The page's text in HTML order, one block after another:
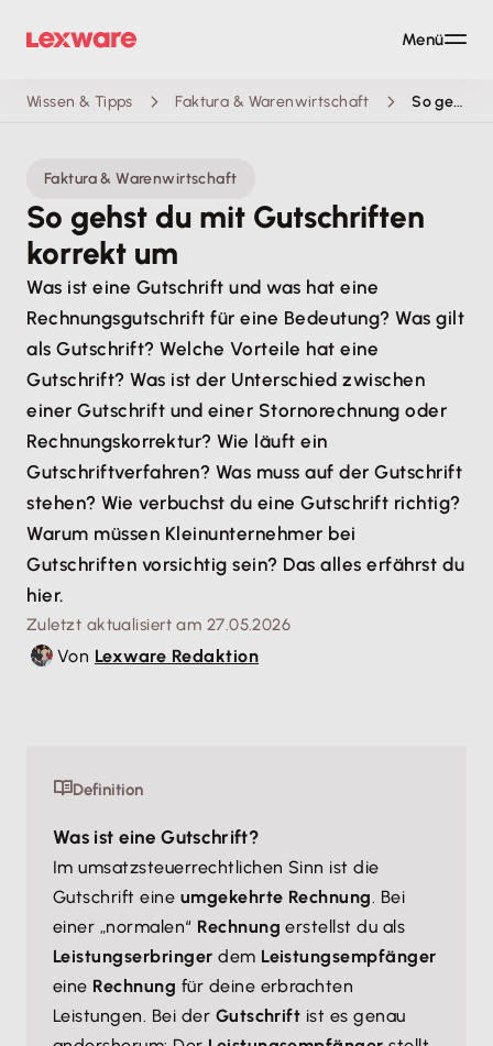
Wissen & Tipps Faktura & Warenwirtschaft So gehst du mit Gutschriften korrekt um
Faktura & Warenwirtschaft
So gehst du mit Gutschriften
korrekt um
Was ist eine Gutschrift und was hat eine
Rechnungsgutschrift für eine Bedeutung? Was gilt
als Gutschrift? Welche Vorteile hat eine
Gutschrift? Was ist der Unterschied zwischen
einer Gutschrift und einer Stornorechnung oder
Rechnungskorrektur? Wie läuft ein
Gutschriftverfahren? Was muss auf der Gutschrift
stehen? Wie verbuchst du eine Gutschrift richtig?
Warum müssen Kleinunternehmer bei
Gutschriften vorsichtig sein? Das alles erfährst du
hier.
Zuletzt aktualisiert am 27.05.2026
Von Lexware Redaktion
Definition
Was ist eine Gutschrift?
Im umsatzsteuerrechtlichen Sinn ist die
Gutschrift eine umgekehrte Rechnung. Bei
einer „normalen“ Rechnung erstellst du als
Leistungserbringer dem Leistungsempfänger
eine Rechnung für deine erbrachten
Leistungen. Bei der Gutschrift ist es genau
Menü